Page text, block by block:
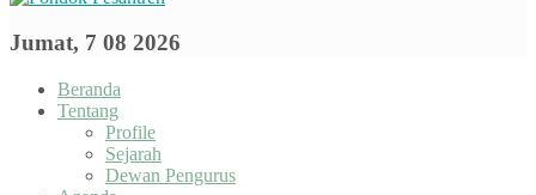
Jumat, 7 08 2026
Beranda
Tentang
Profile
Sejarah
Dewan Pengurus